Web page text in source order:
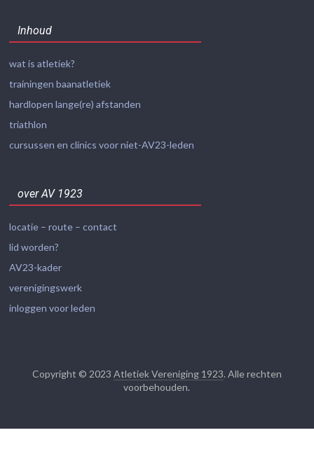
Inhoud
wat is atletiek?
trainingen baanatletiek
hardlopen lange(re) afstanden
triathlon
cursussen en clinics voor niet-AV23-leden
over AV 1923
locatie – route – contact
lid worden?
AV23-kader
verenigingswerk
inloggen voor leden
Copyright © 2023 Atletiek Vereniging 1923. Alle rechten
voorbehouden.